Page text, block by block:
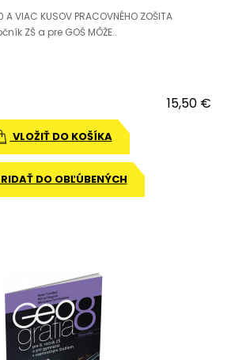
A VIAC KUSOV PRACOVNÉHO ZOŠITA
ZŠ a pre GOŠ MÔŽE..
15,50 €
VLOŽIŤ DO KOŠÍKA
DO OBĽÚBENÝCH